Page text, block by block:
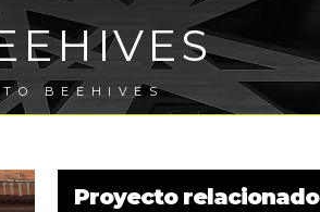
BEEHIVES
Proyecto relacionado